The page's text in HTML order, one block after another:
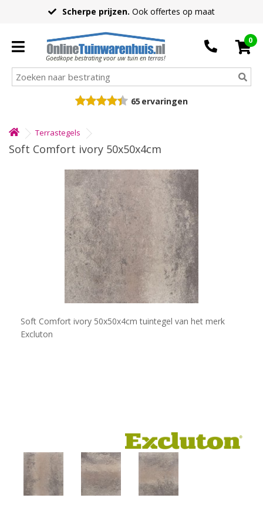
Scherpe prijzen. Ook offertes op maat
Goedkope bestrating voor uw tuin en terras!
0
65 ervaringen
Terrastegels
Soft Comfort ivory 50x50x4cm
Soft Comfort ivory 50x50x4cm tuintegel van het merk
Excluton